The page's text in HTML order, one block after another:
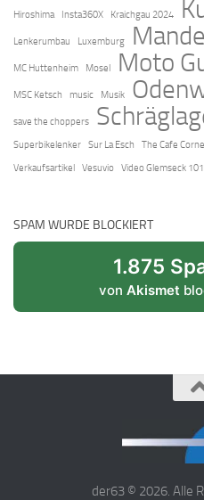
Hiroshima Insta360X Kraichgau 2024
Lenkerumbau Luxemburg
MC Huttenheim Mosel Moto
MSC Ketsch music Musik
save the choppers
Superbikelenker
Sur La Esch The Cafe
Verkaufsartikel
Vesuvio Video Glemseck
SPAM WURDE BLOCKIERT
1.875
von Akismet
der63 © 2026. Alle